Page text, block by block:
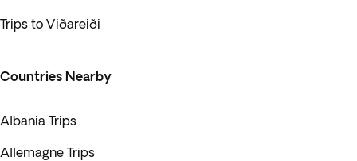
Trips to Viðareiði
Countries Nearby
Albania Trips
Allemagne Trips